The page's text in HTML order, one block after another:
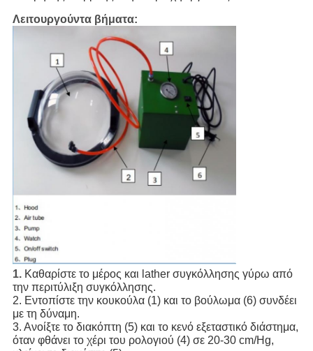
Λειτουργούντα βήματα:
1. Καθαρίστε το μέρος και lather συγκόλλησης γύρω από
την περιτύλιξη συγκόλλησης.
2. Εντοπίστε την κουκούλα (1) και το βούλωμα (6) συνδέει
με τη δύναμη.
3. Ανοίξτε το διακόπτη (5) και το κενό εξεταστικό διάστημα,
όταν φθάνει το χέρι του ρολογιού (4) σε 20-30 cm/Hg,